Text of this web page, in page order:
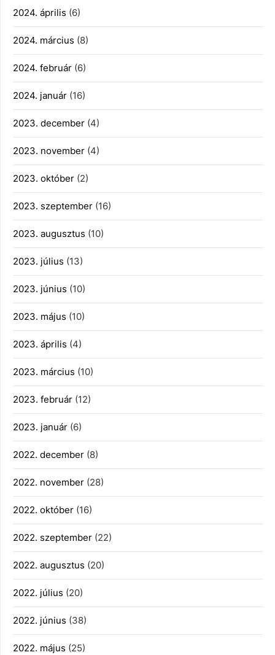
2024. április (6)
2024. március (8)
2024. február (6)
2024. január (16)
2023. december (4)
2023. november (4)
2023. október (2)
2023. szeptember (16)
2023. augusztus (10)
2023. július (13)
2023. június (10)
2023. május (10)
2023. április (4)
2023. március (10)
2023. február (12)
2023. január (6)
2022. december (8)
2022. november (28)
2022. október (16)
2022. szeptember (22)
2022. augusztus (20)
2022. július (20)
2022. június (38)
2022. május (25)